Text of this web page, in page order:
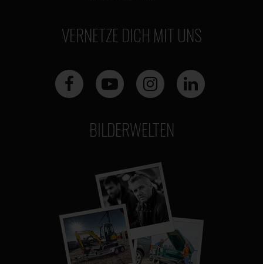
VERNETZE DICH MIT UNS
BILDERWELTEN